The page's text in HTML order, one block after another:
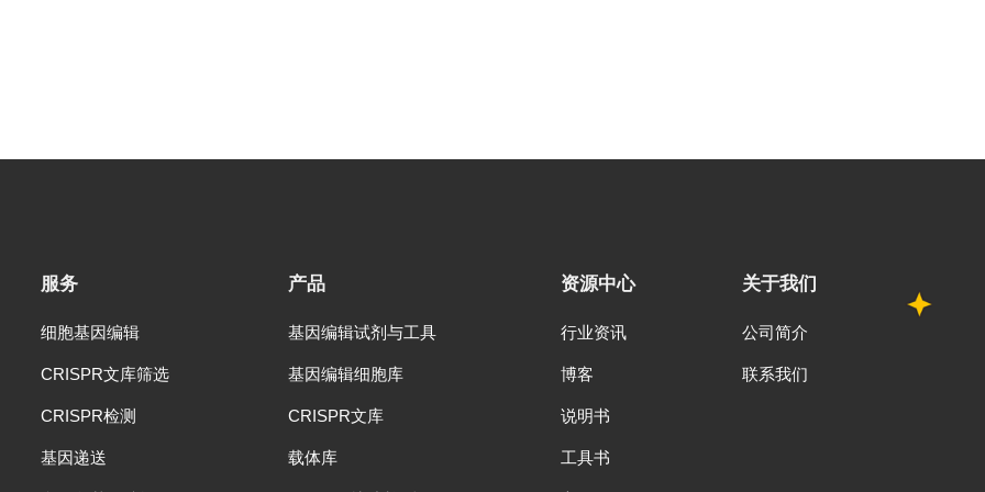
服务
细胞基因编辑
CRISPR文库筛选
CRISPR检测
基因递送
产品
基因编辑试剂与工具
基因编辑细胞库
CRISPR文库
载体库
资源中心
行业资讯
博客
说明书
工具书
关于我们
公司简介
联系我们